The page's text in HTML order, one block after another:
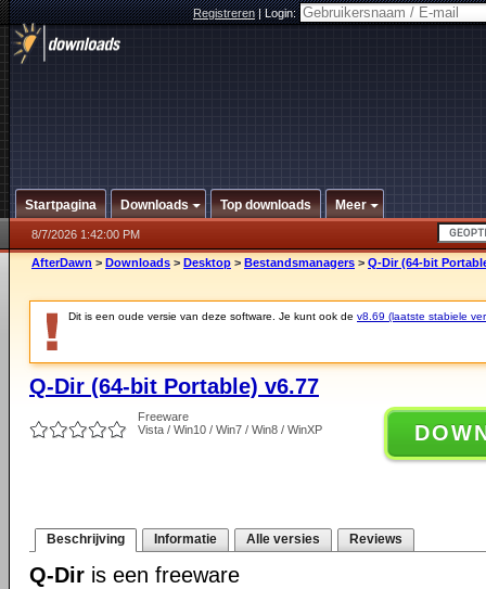
Registreren|Login:
Startpagina Downloads Top downloads Meer
8/7/2026 1:42:00 PM
AfterDawn > Downloads > Desktop > Bestandsmanagers > Q-Dir (64-bit
Dit is een oude versie van deze software. Je kunt ook de v8.69 (laatste stabiele
Q-Dir (64-bit Portable) v6.77
Freeware
Vista / Win10 / Win7 / Win8 / WinXP
Beschrijving Informatie Alle versies Reviews
Q-Dir is een freeware